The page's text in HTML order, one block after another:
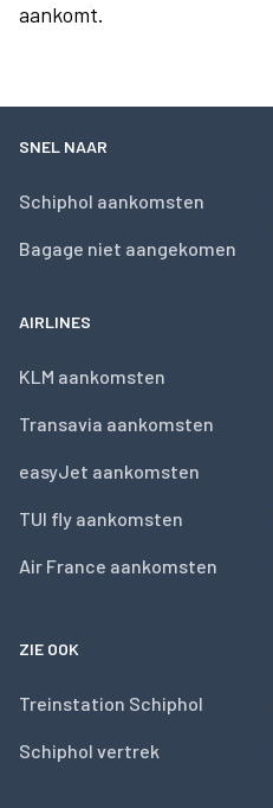
aankomt.
SNEL NAAR
Schiphol aankomsten
Bagage niet aangekomen
AIRLINES
KLM aankomsten
Transavia aankomsten
easyJet aankomsten
TUI fly aankomsten
Air France aankomsten
ZIE OOK
Treinstation Schiphol
Schiphol vertrek